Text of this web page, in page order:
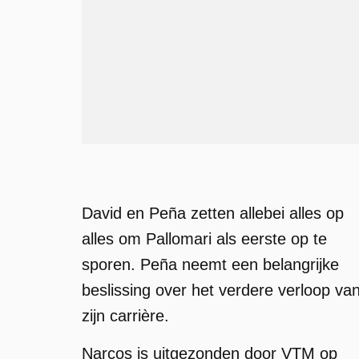
David en Peña zetten allebei alles op
alles om Pallomari als eerste op te
sporen. Peña neemt een belangrijke
beslissing over het verdere verloop
zijn carrière.
Narcos is uitgezonden door VTM op